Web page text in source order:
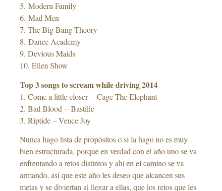
5. Modern Family
6. Mad Men
7. The Big Bang Theory
8. Dance Academy
9. Devious Maids
10. Ellen Show
Top 3 songs to scream while driving 2014
1. Come a little closer – Cage The Elephant
2. Bad Blood – Bastille
3. Riptide – Vence Joy
Nunca hago lista de propósitos o si la hago no es muy
bien estructurada, porque en verdad con el año uno se va
enfrentando a retos distintos y ahi en el camino se va
armando, así que este año les deseo que alcancen sus
metas y se diviertan al llegar a ellas, que los retos que les